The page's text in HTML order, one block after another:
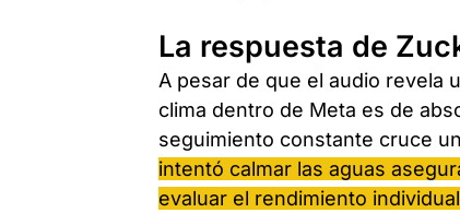
La respuesta de
A pesar de que el audio revela
clima dentro de Meta es de
seguimiento constante cruce
intentó calmar las aguas
evaluar el rendimiento